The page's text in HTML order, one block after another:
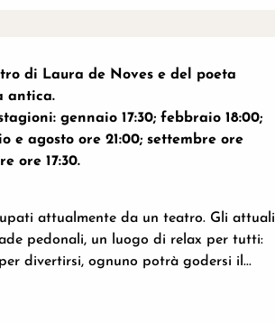
di Laura de Noves e del poeta
antica.
gennaio 17:30; febbraio 18:00;
e agosto ore 21:00; settembre ore
ore 17:30.
attualmente da un teatro. Gli attuali
pedonali, un luogo di relax per tutti:
divertirsi, ognuno potrà godersi il...